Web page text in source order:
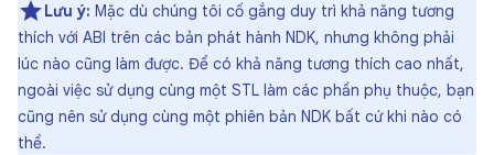
Lưu ý: Mặc dù chúng tôi cố gắng duy trì khả năng tương
thích với ABI trên các bản phát hành NDK, nhưng không phải
lúc nào cũng làm được. Để có khả năng tương thích cao nhất,
ngoài việc sử dụng cùng một STL làm các phần phụ thuộc, bạn
cũng nên sử dụng cùng một phiên bản NDK bất cứ khi nào có
thể.